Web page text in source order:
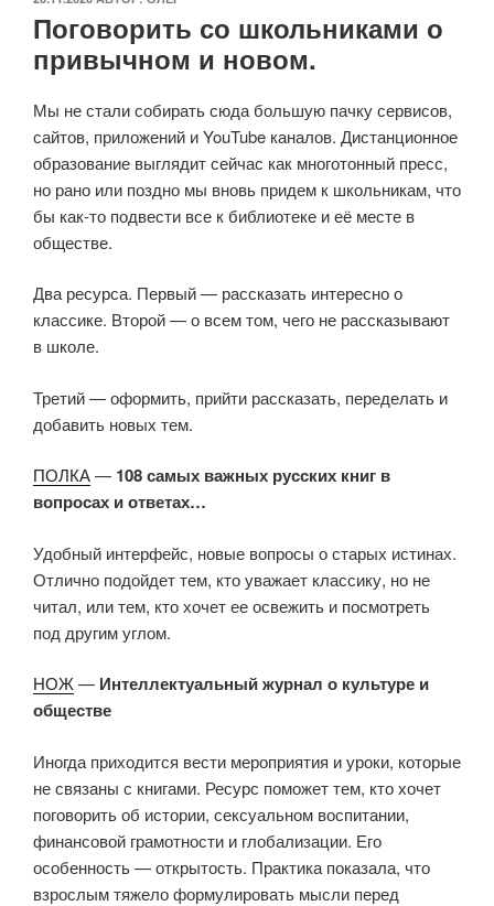
Поговорить со школьниками о
привычном и новом.
Мы не стали собирать сюда большую пачку сервисов,
сайтов, приложений и YouTube каналов. Дистанционное
образование выглядит сейчас как многотонный пресс,
но рано или поздно мы вновь придем к школьникам, что
бы как-то подвести все к библиотеке и её месте в
обществе.
Два ресурса. Первый — рассказать интересно о
классике. Второй — о всем том, чего не рассказывают
в школе.
Третий — оформить, прийти рассказать, переделать и
добавить новых тем.
ПОЛКА— 108 самых важных русских книг в
вопросах и ответах…
Удобный интерфейс, новые вопросы о старых истинах.
Отлично подойдет тем, кто уважает классику, но не
читал, или тем, кто хочет ее освежить и посмотреть
под другим углом.
НОЖ— Интеллектуальный журнал о культуре и
обществе
Иногда приходится вести мероприятия и уроки, которые
не связаны с книгами. Ресурс поможет тем, кто хочет
поговорить об истории, сексуальном воспитании,
финансовой грамотности и глобализации. Его
особенность — открытость. Практика показала, что
взрослым тяжело формулировать мысли перед